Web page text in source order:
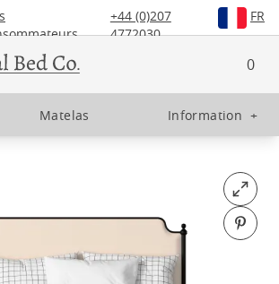
+44 (0)207
4772030
FR
0
Matelas Information +
Open
Pin